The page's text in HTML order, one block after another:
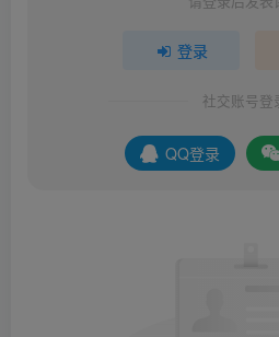
登录
社交账号登
QQ登录